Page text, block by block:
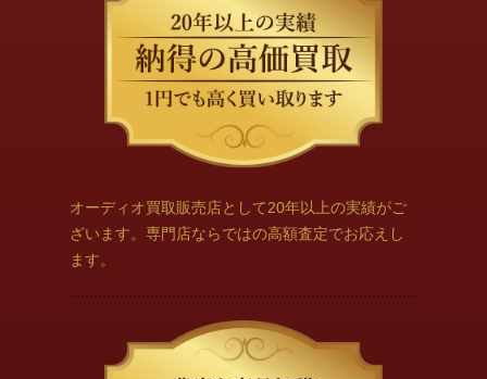
オーディオ買取販売店として20年以上の実績がご
ざいます。専門店ならではの高額査定でお応えし
ます。